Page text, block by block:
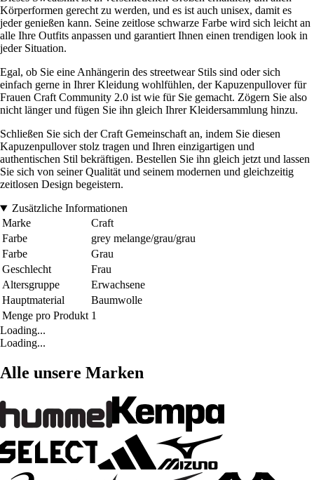
Körperformen gerecht zu werden, und es ist auch unisex, damit es
jeder genießen kann. Seine zeitlose schwarze Farbe wird sich leicht an
alle Ihre Outfits anpassen und garantiert Ihnen einen trendigen look in
jeder Situation.
Egal, ob Sie eine Anhängerin des streetwear Stils sind oder sich
einfach gerne in Ihrer Kleidung wohlfühlen, der Kapuzenpullover für
Frauen Craft Community 2.0 ist wie für Sie gemacht. Zögern Sie also
nicht länger und fügen Sie ihn gleich Ihrer Kleidersammlung hinzu.
Schließen Sie sich der Craft Gemeinschaft an, indem Sie diesen
Kapuzenpullover stolz tragen und Ihren einzigartigen und
authentischen Stil bekräftigen. Bestellen Sie ihn gleich jetzt und lassen
Sie sich von seiner Qualität und seinem modernen und gleichzeitig
zeitlosen Design begeistern.
Zusätzliche Informationen
Marke
Craft
Farbe
grey melange/grau/grau
Farbe
Grau
Geschlecht
Frau
Altersgruppe
Erwachsene
Hauptmaterial
Baumwolle
Menge pro Produkt 1
Loading...
Loading...
Alle unsere Marken